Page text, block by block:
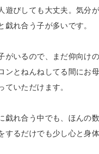
遊びしても大丈夫。気分
戯れ合う子が多いです。
がいるので、まだ仰向け
ンとねんねしてる間にお
ていただけます。
戯れ合う中でも、ほんの
するだけでも少し心と身